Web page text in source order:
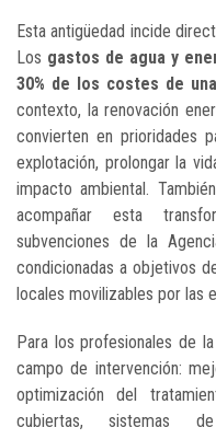
Esta antigüedad incide
Los gastos de agua y
30% de los costes de
contexto, la renovación
convierten en prioridades
explotación, prolongar la
impacto ambiental.
acompañar esta
subvenciones de la
condicionadas a objetivos
locales movilizables por las
Para los profesionales de
campo de intervención:
optimización del
cubiertas, sistemas